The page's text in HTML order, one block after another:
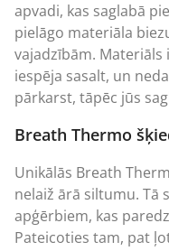
apvadi, kas saglabā
pielāgo materiāla
vajadzībām. Materiāls
iespēja sasalt, un
pārkarst, tāpēc jūs
Breath Thermo
Unikālās Breath
nelaiž ārā siltumu. Tā
apģērbiem, kas
Pateicoties tam, pat